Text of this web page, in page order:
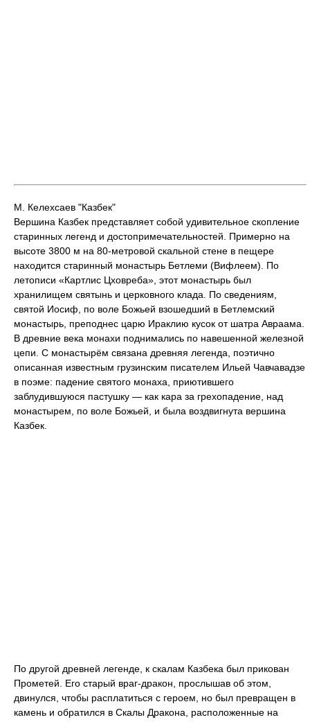
М. Келехсаев "Казбек"
Вершина Казбек представляет собой удивительное скопление
старинных легенд и достопримечательностей. Примерно на
высоте 3800 м на 80-метровой скальной стене в пещере
находится старинный монастырь Бетлеми (Вифлеем). По
летописи «Картлис Цховреба», этот монастырь был
хранилищем святынь и церковного клада. По сведениям,
святой Иосиф, по воле Божьей взошедший в Бетлемский
монастырь, преподнес царю Ираклию кусок от шатра Авраама.
В древние века монахи поднимались по навешенной железной
цепи. С монастырём связана древняя легенда, поэтично
описанная известным грузинским писателем Ильей Чавчавадзе
в поэме: падение святого монаха, приютившего
заблудившуюся пастушку — как кара за грехопадение, над
монастырем, по воле Божьей, и была воздвигнута вершина
Казбек.
По другой древней легенде, к скалам Казбека был прикован
Прометей. Его старый враг-дракон, прослышав об этом,
двинулся, чтобы расплатиться с героем, но был превращен в
камень и обратился в Скалы Дракона, расположенные на